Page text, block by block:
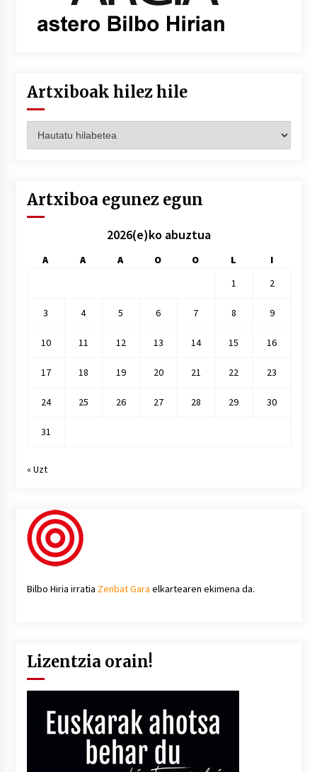
Artxiboak hilez hile
hilez
Artxiboa egunez egun
2026(e)ko abuztua
A A A O O L
I
1
2
3 4 5 6 7 8 9
10 11 12 13 14 15 16
17 18 19 20 21 22 23
24 25 26 27 28 29 30
31
« Uzt
Bilbo Hiria irratia Zenbat Gara elkartearen ekimena da.
Lizentzia orain!